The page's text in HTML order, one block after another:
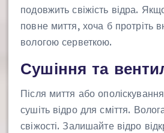
подовжить свіжість відра.
повне миття, хоча б протріть
вологою серветкою.
Сушіння та
Після миття або
сушіть відро для сміття.
свіжості. Залишайте відро